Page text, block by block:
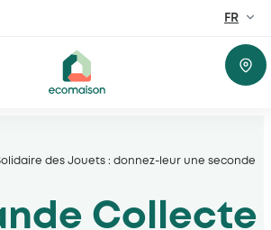
lieux privés et public
locales, opérateurs
connaitre
FR
EN
des Jouets : donnez-leur une seconde
Collecte